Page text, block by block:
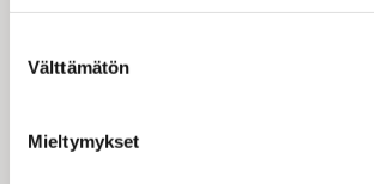
valinta
Välttämätön
Mieltymykset
jälkeisenä sunnuntaina Pyhän
Kolminaisuuden juhlaa. Samalla
on uskontunnutuksen pyhä, sillä
Poika ja Pyhä Henki. Jumala on
hän on ilmoittanut meille itsensä